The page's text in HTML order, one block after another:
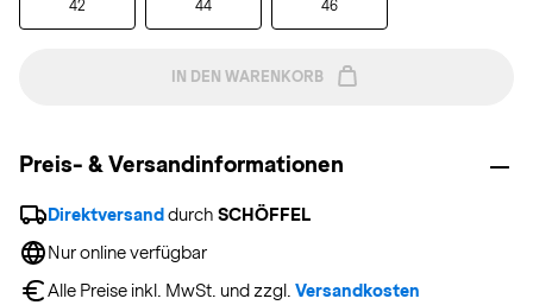
42 44 46
IN DEN WARENKORB
Preis- & Versandinformationen
Direktversand durch SCHÖFFEL
Nur online verfügbar
Alle Preise inkl. MwSt. und zzgl. Versandkosten